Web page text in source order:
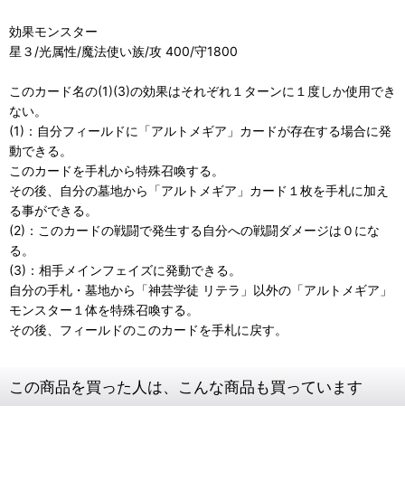
効果モンスター
星３/光属性/魔法使い族/攻 400/守1800
このカード名の(1)(3)の効果はそれぞれ１ターンに１度しか使用でき
ない。
(1)：自分フィールドに「アルトメギア」カードが存在する場合に発
動できる。
このカードを手札から特殊召喚する。
その後、自分の墓地から「アルトメギア」カード１枚を手札に加え
る事ができる。
(2)：このカードの戦闘で発生する自分への戦闘ダメージは０にな
る。
(3)：相手メインフェイズに発動できる。
自分の手札・墓地から「神芸学徒 リテラ」以外の「アルトメギア」
モンスター１体を特殊召喚する。
その後、フィールドのこのカードを手札に戻す。
この商品を買った人は、こんな商品も買っています